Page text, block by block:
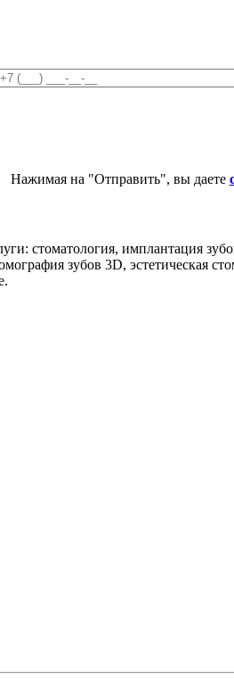
Нажимая на "Отправить", вы даете
стоматология, имплантация
зубов 3D, эстетическая